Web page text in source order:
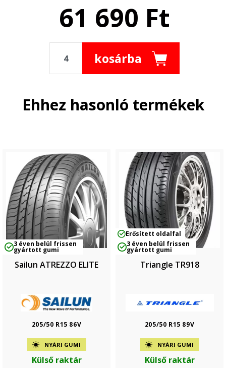
61 690 Ft
kosárba
Ehhez hasonló termékek
3 éven belül frissen
gyártott gumi
Sailun ATREZZO ELITE
205/50 R15 86V
NYÁRI GUMI
Külső raktár
Erősített oldalfal
3 éven belül frissen
gyártott gumi
Triangle TR918
205/50 R15 89V
NYÁRI GUMI
Külső raktár